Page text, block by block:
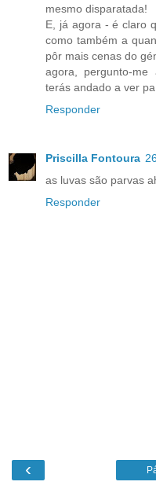
mesmo disparatada!
E, já agora - é claro
como também a
pôr mais cenas do
agora, pergunto-
terás andado a ver
Responder
Priscilla Fontoura
as luvas são parvas
Responder
‹